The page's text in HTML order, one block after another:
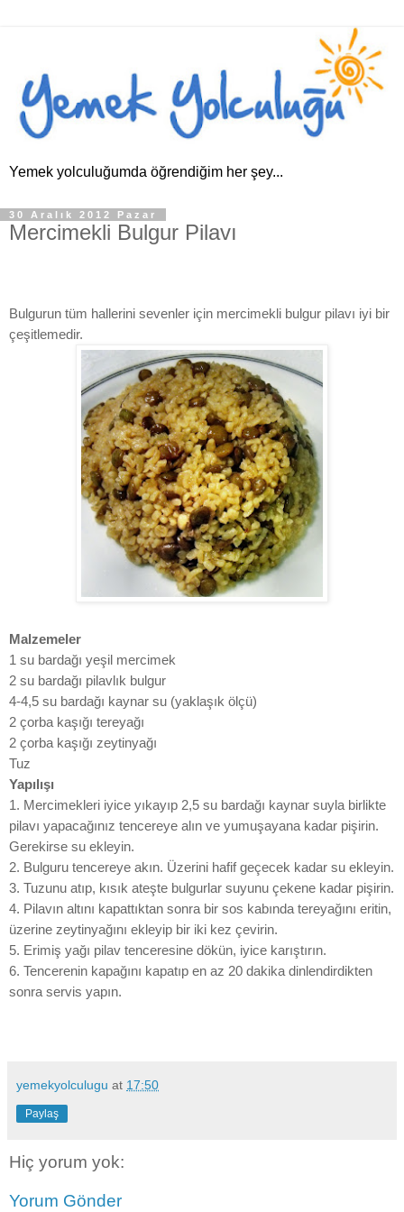
Yemek yolculuğumda öğrendiğim her şey...
30 Aralık 2012 Pazar
Mercimekli Bulgur Pilavı
Bulgurun tüm hallerini sevenler için mercimekli bulgur pilavı iyi bir
çeşitlemedir.
Malzemeler
1 su bardağı yeşil mercimek
2 su bardağı pilavlık bulgur
4-4,5 su bardağı kaynar su (yaklaşık ölçü)
2 çorba kaşığı tereyağı
2 çorba kaşığı zeytinyağı
Tuz
Yapılışı
1. Mercimekleri iyice yıkayıp 2,5 su bardağı kaynar suyla birlikte
pilavı yapacağınız tencereye alın ve yumuşayana kadar pişirin.
Gerekirse su ekleyin.
2. Bulguru tencereye akın. Üzerini hafif geçecek kadar su ekleyin.
3. Tuzunu atıp, kısık ateşte bulgurlar suyunu çekene kadar pişirin.
4. Pilavın altını kapattıktan sonra bir sos kabında tereyağını eritin,
üzerine zeytinyağını ekleyip bir iki kez çevirin.
5. Erimiş yağı pilav tenceresine dökün, iyice karıştırın.
6. Tencerenin kapağını kapatıp en az 20 dakika dinlendirdikten
sonra servis yapın.
yemekyolculugu at 17:50
Paylaş
Hiç yorum yok:
Yorum Gönder